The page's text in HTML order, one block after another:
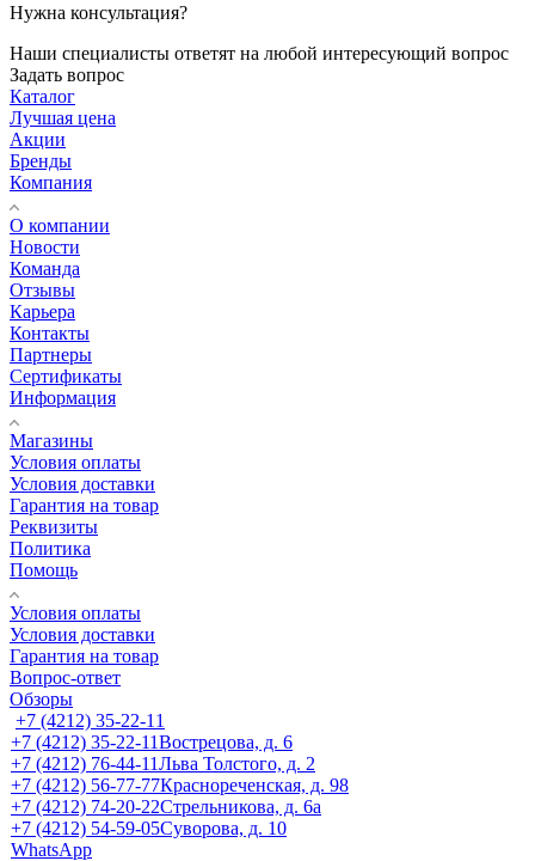
Нужна консультация?
Наши специалисты ответят на любой интересующий вопрос
Задать вопрос
Каталог
Лучшая цена
Акции
Бренды
Компания
О компании
Новости
Команда
Отзывы
Карьера
Контакты
Партнеры
Сертификаты
Информация
Магазины
Условия оплаты
Условия доставки
Гарантия на товар
Реквизиты
Политика
Помощь
Условия оплаты
Условия доставки
Гарантия на товар
Вопрос-ответ
Обзоры
+7 (4212) 35-22-11
+7 (4212) 35-22-11Вострецова, д. 6
+7 (4212) 76-44-11Льва Толстого, д. 2
+7 (4212) 56-77-77Краснореченская, д. 98
+7 (4212) 74-20-22Стрельникова, д. 6а
+7 (4212) 54-59-05Суворова, д. 10
WhatsApp